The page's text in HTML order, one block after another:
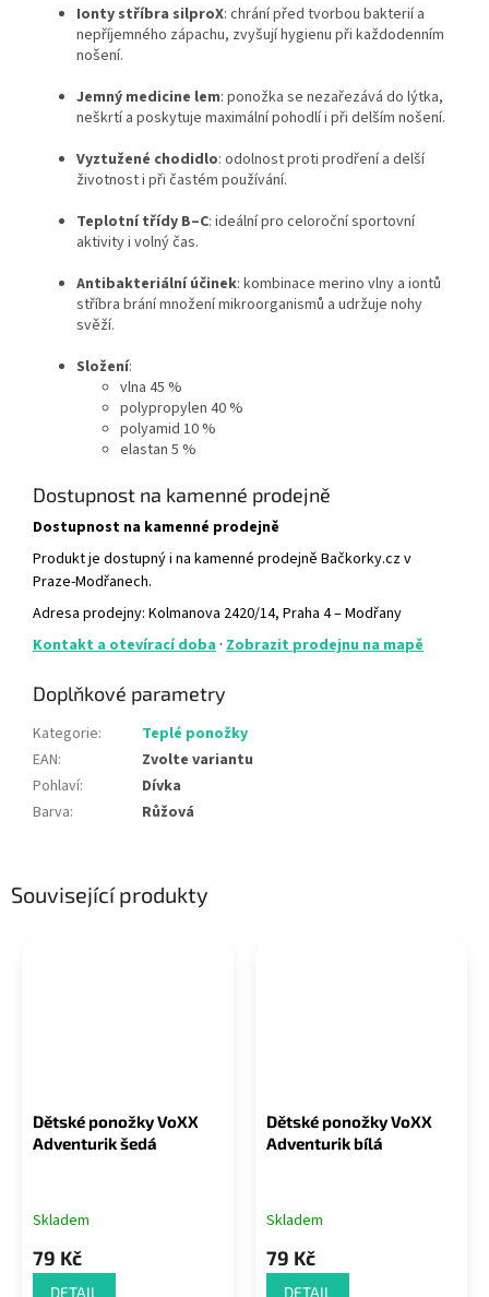
Související produkty
Dětské ponožky VoXX
Adventurik šedá
Skladem
79 Kč
DETAIL
Dětské ponožky VoXX
Adventurik bílá
Skladem
79 Kč
DETAIL
Ionty stříbra silproX: chrání před tvorbou bakterií a
nepříjemného zápachu, zvyšují hygienu při každodenním
nošení.
Jemný medicine lem: ponožka se nezařezává do lýtka,
neškrtí a poskytuje maximální pohodlí i při delším nošení.
Vyztužené chodidlo: odolnost proti prodření a delší
životnost i při častém používání.
Teplotní třídy B–C: ideální pro celoroční sportovní
aktivity i volný čas.
Antibakteriální účinek: kombinace merino vlny a iontů
stříbra brání množení mikroorganismů a udržuje nohy
svěží.
Složení:
vlna 45 %
polypropylen 40 %
polyamid 10 %
elastan 5 %
Dostupnost na kamenné prodejně
Dostupnost na kamenné prodejně
Produkt je dostupný i na kamenné prodejně Bačkorky.cz v
Praze-Modřanech.
Adresa prodejny: Kolmanova 2420/14, Praha 4 – Modřany
Kontakt a otevírací doba · Zobrazit prodejnu na mapě
Doplňkové parametry
Kategorie:
Teplé ponožky
EAN:
Zvolte variantu
Pohlaví:
Dívka
Barva: Růžová